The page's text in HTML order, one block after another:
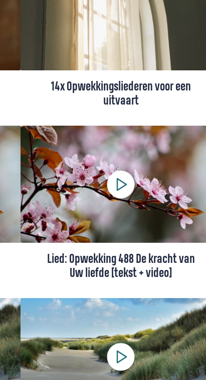
14x Opwekkingsliederen voor een
uitvaart
In de Opwekkingsbundel staan prachtige,
troostrijke woorden voor het moment dat
je afscheid moet nemen van een geliefde.
Hieronder vind je 14 oudere en nieuwe
Opwekkingsliederen voor een begrafenis
of uitvaart, met tekst.
Lied: Opwekking 488 De kracht van
Uw liefde [tekst + video]
Opwekking 488 gaat over het verlangen
om door Gods liefde gedragen te worden.
Deze versie van Giovanca is gedeeltelijk in
het Papiaments.